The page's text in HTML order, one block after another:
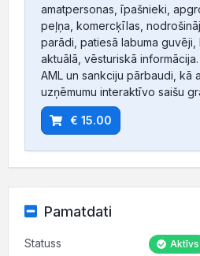
amatpersonas, īpašnieki,
peļņa, komercķīlas,
parādi, patiesā labuma guvēji,
aktuālā, vēsturiskā
AML un sankciju pārbaudi, kā
uzņēmumu interaktīvo saišu
€ 15.00
Pamatdati
Statuss Aktīvs